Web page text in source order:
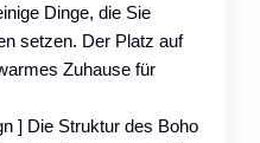
Dinge, die Sie
setzen. Der Platz auf
Zuhause für
] Die Struktur des Boho